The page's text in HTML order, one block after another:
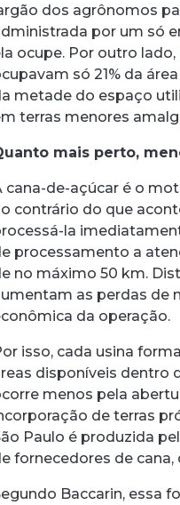
dos agrônomos
por um só
ocupe. Por outro lado,
só 21% da
metade do espaço
terras menores
mais perto,
cana-de-açúcar é o
contrário do que
la
processamento a
no máximo 50 km.
as perdas de
da operação.
isso, cada usina
disponíveis dentro
menos pela
de terras
Paulo é produzida
fornecedores de cana,
Baccarin, essa